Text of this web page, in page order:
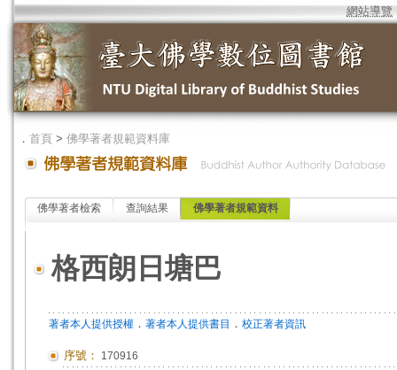
網站導覽
． 首頁 > 佛學著者規範資料庫
佛學著者檢索 查詢結果 佛學著者規範資料
格西朗日塘巴
著者本人提供授權 ． 著者本人提供書目 ． 校正著者資訊
序號： 170916